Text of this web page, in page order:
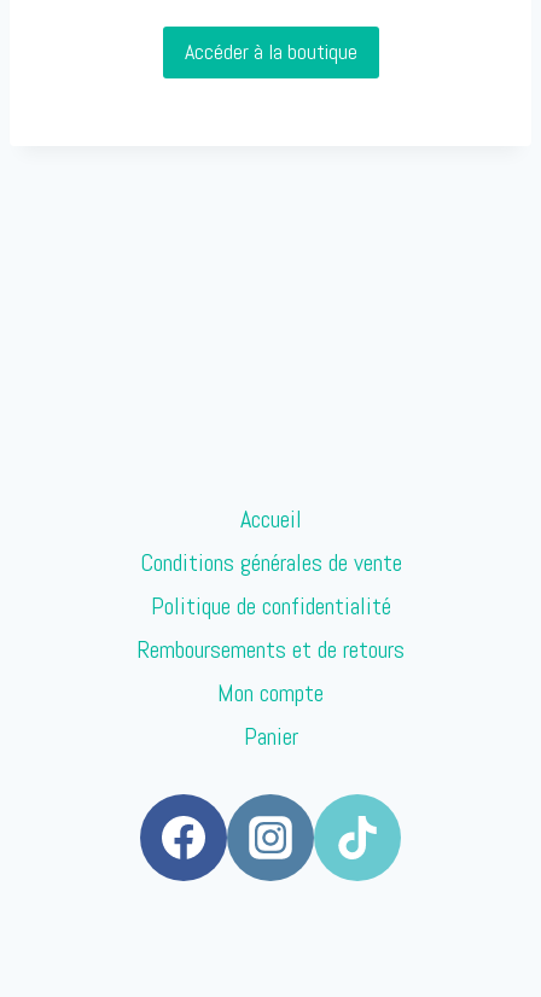
Accéder à la boutique
Accueil
Conditions générales de vente
Politique de confidentialité
Remboursements et de retours
Mon compte
Panier